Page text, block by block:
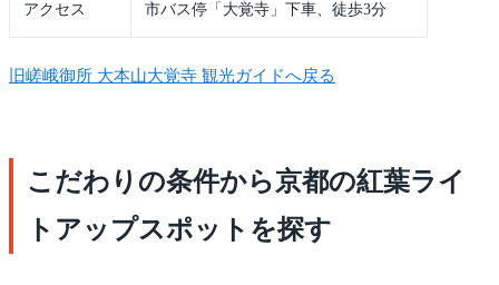
アクセス 市バス停「大覚寺」下車、徒歩3分
旧嵯峨御所 大本山大覚寺 観光ガイドへ戻る
こだわりの条件から京都の紅葉ライ
トアップスポットを探す